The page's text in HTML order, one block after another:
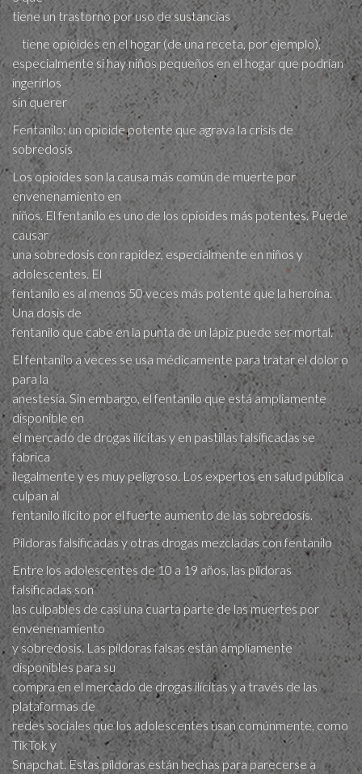
tiene un trastorno por uso de sustancias
tiene opioides en el hogar (de una receta, por ejemplo),
especialmente si hay niños pequeños en el hogar que podrían
ingerirlos
sin querer
Fentanilo: un​ opioide potente que agrava la crisis de
sobredosis
Los opioides son la causa más común de muerte por
envenenamiento en
niños. El fentanilo es uno de los opioides más potentes. Puede
causar
una sobredosis con rapidez, especialmente en niños y
adolescentes. El
fentanilo es al menos 50 veces más potente que la heroína.
Una dosis de
fentanilo que cabe en la punta de un lápiz puede ser mortal.
El fentanilo a veces se usa médicamente para tratar el dolor o
para la
anestesia. Sin embargo, el fentanilo que está ampliamente
disponible en
el mercado de drogas ilícitas y en pastillas falsificadas se
fabrica
ilegalmente y es muy peligroso. Los expertos en salud pública
culpan al
fentanilo ilícito por el fuerte aumento de las sobredosis.
Píldoras falsificadas y otr​as drogas mezcladas con fentanilo
Entre los adolescentes de 10 a 19 años, las píldoras
falsificadas son
las culpables de casi una cuarta parte de las muertes por
envenenamiento
y sobredosis. Las píldoras falsas están ampliamente
disponibles para su
compra en el mercado de drogas ilícitas y a través de las
plataformas de
redes sociales que los adolescentes usan comúnmente, como
TikTok y
Snapchat. Estas píldoras están hechas para parecerse a